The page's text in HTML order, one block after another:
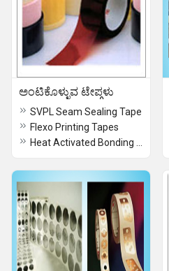
ಅಂಟಿಕೊಳ್ಳುವ ಟೇಪ್ಗಳು
SVPL Seam Sealing Tape
Flexo Printing Tapes